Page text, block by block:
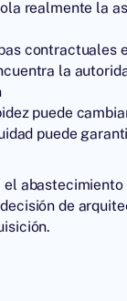
realmente la
contractuales
la
puede
puede
abastecimiento
de